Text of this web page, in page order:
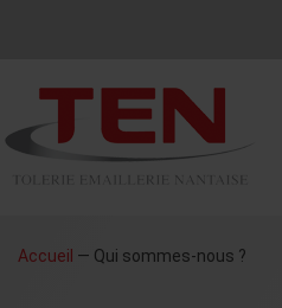
Accueil — Qui sommes-nous ?